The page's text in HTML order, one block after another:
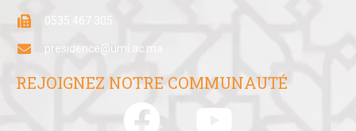
0535 467 305
presidence@umi.ac.ma
REJOIGNEZ NOTRE COMMUNAUTÉ